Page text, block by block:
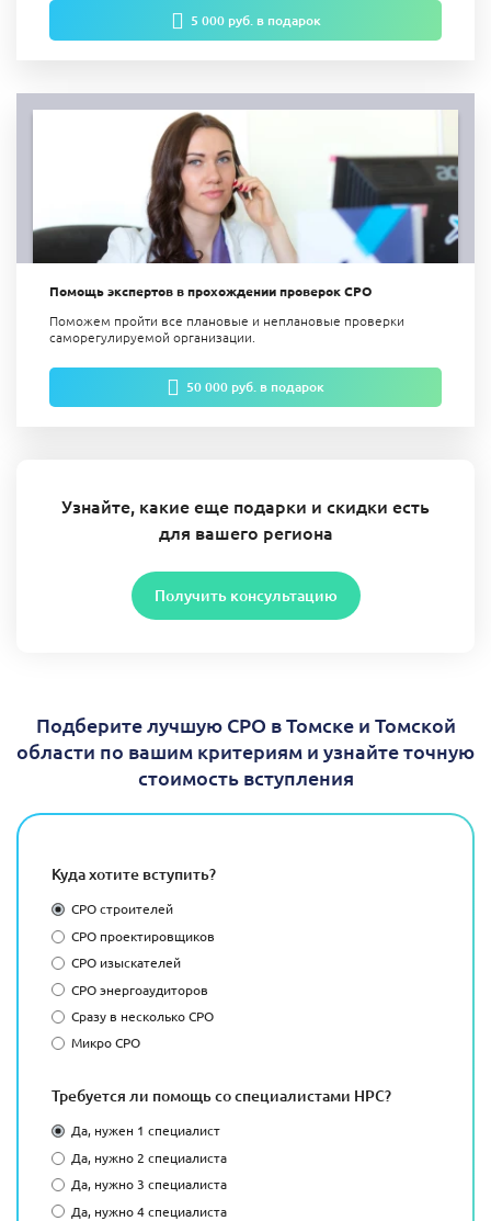
5 000 руб. в подарок
Помощь экспертов в прохождении проверок СРО
Поможем пройти все плановые и неплановые проверки
саморегулируемой организации.
50 000 руб. в подарок
Узнайте, какие еще подарки и скидки есть
для вашего региона
Получить консультацию
Подберите лучшую СРО в Томске и Томской
области по вашим критериям и узнайте точную
стоимость вступления
Куда хотите вступить?
СРО строителей
СРО проектировщиков
СРО изыскателей
СРО энергоаудиторов
Сразу в несколько СРО
Микро СРО
Требуется ли помощь со специалистами НРС?
Да, нужен 1 специалист
Да, нужно 2 специалиста
Да, нужно 3 специалиста
Да, нужно 4 специалиста